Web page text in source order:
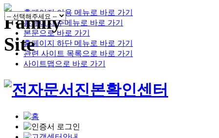
홈페이지 이용 메뉴로 바로 가기
홈페이지 주메뉴로 바로 가기
본문으로 바로 가기
홈페이지 하단 메뉴로 바로 가기
관련 사이트 목록으로 바로 가기
사이트맵으로 바로 가기